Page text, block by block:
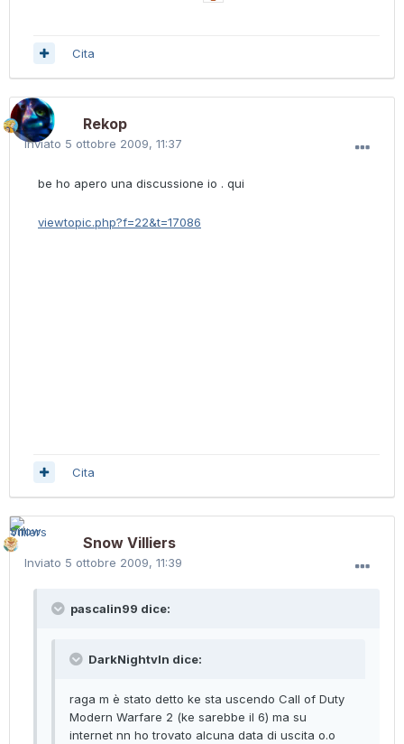
Cita
Rekop
Inviato 5 ottobre 2009, 11:37
be ho apero una discussione io . qui
viewtopic.php?f=22&t=17086
Cita
Snow Villiers
Inviato 5 ottobre 2009, 11:39
pascalin99 dice:
DarkNightvln dice:
raga m è stato detto ke sta uscendo Call of Duty
Modern Warfare 2 (ke sarebbe il 6) ma su
internet nn ho trovato alcuna data di uscita o.o